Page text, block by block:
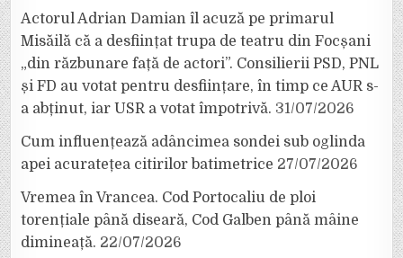
Actorul Adrian Damian îl acuză pe primarul
Misăilă că a desființat trupa de teatru din Focșani
„din răzbunare față de actori”. Consilierii PSD, PNL
și FD au votat pentru desființare, în timp ce AUR s-
a abținut, iar USR a votat împotrivă. 31/07/2026
Cum influențează adâncimea sondei sub oglinda
apei acuratețea citirilor batimetrice 27/07/2026
Vremea în Vrancea. Cod Portocaliu de ploi
torențiale până diseară, Cod Galben până mâine
dimineață. 22/07/2026